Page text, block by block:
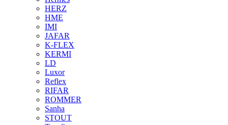
HERZ
HME
IMI
JAFAR
K-FLEX
KERMI
LD
Luxor
Reflex
RIFAR
ROMMER
Sanha
STOUT